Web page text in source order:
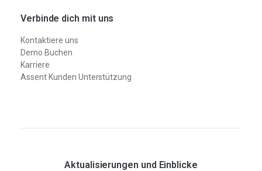
Verbinde dich mit uns
Kontaktiere uns
Demo Buchen
Karriere
Assent Kunden Unterstützung
Aktualisierungen und Einblicke